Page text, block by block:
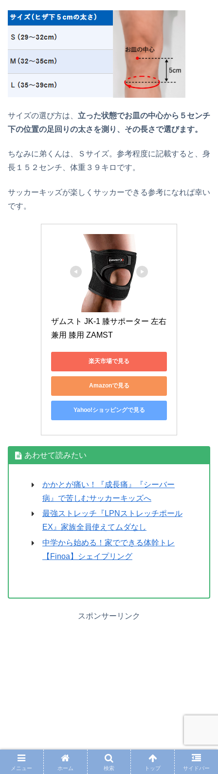
サイズの選び方は、 立った状態でお皿の中心から５センチ
下の位置の足回りの太さを測り、その長さで選びます。
ちなみに弟くんは、Ｓサイズ。参考程度に記載すると、身
長１５２センチ、体重３９キロです。
サッカーキッズが楽しくサッカーできる参考になれば幸い
です。
ザムスト JK-1 膝サポーター 左右
兼用 膝用 ZAMST
楽天市場で見る
Amazonで見る
Yahoo!ショッピングで見る
あわせて読みたい
かかとが痛い！『成長痛』『シーバー
病』で苦しむサッカーキッズへ
最強ストレッチ『LPNストレッチポール
EX』家族全員使えてムダなし
中学から始める！家でできる体幹トレ
【Finoa】シェイプリング
スポンサーリンク
メニュー ホーム 検索 トップ サイドバー